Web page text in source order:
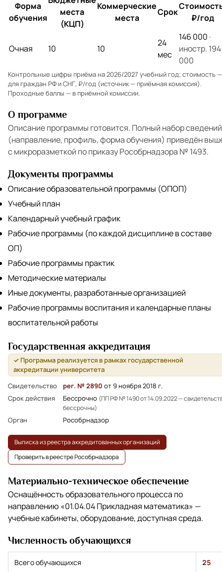
Форма
обучения
места
(КЦП)
Коммерческие
места
Срок
₽/год
Очная 10 10
24
мес
146 000 ·
иностр. 194
000
Контрольные цифры приёма на 2026/2027 учебный год; стоимость —
для граждан РФ и СНГ, ₽/год (источник — приёмная комиссия).
Проходные баллы — в приёмной комиссии.
О программе
Описание программы готовится. Полный набор сведений
(направление, профиль, форма обучения) приведён
с микроразметкой по приказу Рособрнадзора № 1493.
Документы программы
Описание образовательной программы (ОПОП)
Учебный план
Календарный учебный график
Рабочие программы (по каждой дисциплине в составе
ОП)
Рабочие программы практик
Методические материалы
Иные документы, разработанные организацией
Рабочие программы воспитания и календарные планы
воспитательной работы
Государственная аккредитация
✓ Программа реализуется в рамках государственной
аккредитации университета
Свидетельство
рег. № 2890 от 9 ноября 2018 г.
Срок действия
Бессрочно (ПП РФ № 1490 от 14.09.2022 —
бессрочны)
Орган Рособрнадзор
Выписка из реестра аккредитованных организаций
Проверить в реестре Рособрнадзора
Материально-техническое обеспечение
Оснащённость образовательного процесса по
направлению «01.04.04 Прикладная математика» —
учебные кабинеты, оборудование, доступная среда.
Численность обучающихся
Всего обучающихся 25